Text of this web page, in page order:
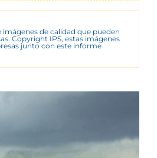
de calidad que pueden
Copyright IPS, estas imágenes
junto con este informe